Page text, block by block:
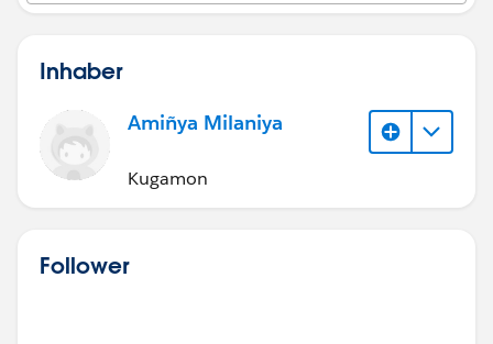
Inhaber
Amiñya Milaniya
Kugamon
Follower